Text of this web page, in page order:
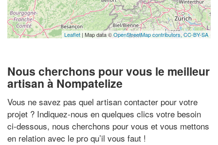
Leaflet | Map data ©OpenStreetMap contributors,CC-BY-SA
Nous cherchons pour vous le meilleur
artisan à Nompatelize
Vous ne savez pas quel artisan contacter pour votre
projet ? Indiquez-nous en quelques clics votre besoin
ci-dessous, nous cherchons pour vous et vous mettons
en relation avec le pro qu’il vous faut !